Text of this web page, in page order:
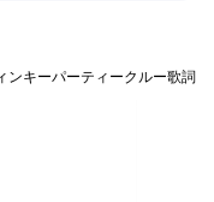
ンキーパーティークルー歌詞